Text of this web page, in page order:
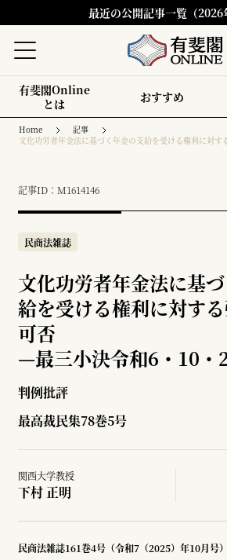
最近の公開記事一覧（2026
有斐閣Online
とは
おすすめ
Home
記事
文化功労者年金法に基づく年金の支給を受ける権利に対す
記事ID：M1614146
民商法雑誌
文化功労者年金法に基
給を受ける権利に対す
可否
—最三小決令和6・10・
判例批評
最高裁民集78巻5号
関西大学教授
下村 正明
民商法雑誌161巻4号（令和7（2025）年10月号